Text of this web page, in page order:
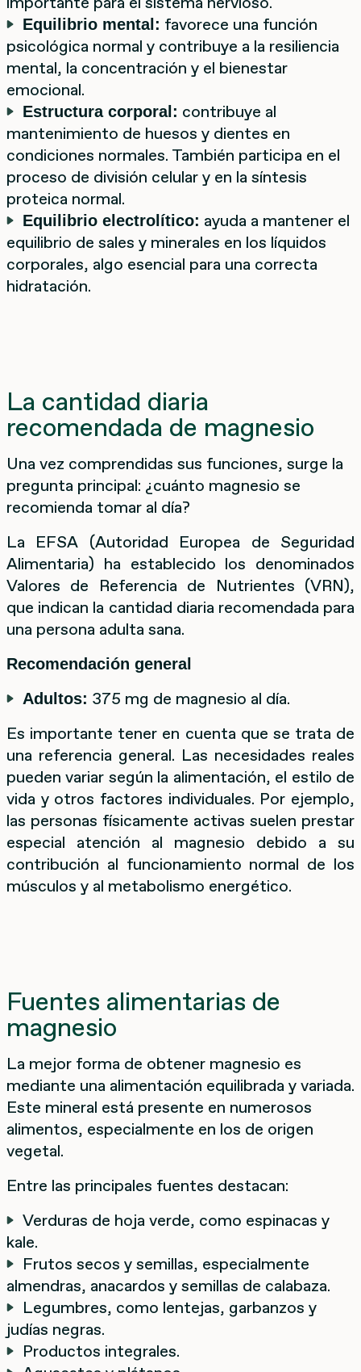
Equilibrio mental: favorece una función
psicológica normal y contribuye a la resiliencia
mental, la concentración y el bienestar
emocional.
Estructura corporal: contribuye al
mantenimiento de huesos y dientes en
condiciones normales. También participa en el
proceso de división celular y en la síntesis
proteica normal.
Equilibrio electrolítico: ayuda a mantener el
equilibrio de sales y minerales en los líquidos
corporales, algo esencial para una correcta
hidratación.
La cantidad diaria
recomendada de magnesio
Una vez comprendidas sus funciones, surge la
pregunta principal: ¿cuánto magnesio se
recomienda tomar al día?
La EFSA (Autoridad Europea de Seguridad
Alimentaria) ha establecido los denominados
Valores de Referencia de Nutrientes (VRN),
que indican la cantidad diaria recomendada para
una persona adulta sana.
Recomendación general
Adultos: 375 mg de magnesio al día.
Es importante tener en cuenta que se trata de
una referencia general. Las necesidades reales
pueden variar según la alimentación, el estilo de
vida y otros factores individuales. Por ejemplo,
las personas físicamente activas suelen prestar
especial atención al magnesio debido a su
contribución al funcionamiento normal de los
músculos y al metabolismo energético.
Fuentes alimentarias de
magnesio
La mejor forma de obtener magnesio es
mediante una alimentación equilibrada y variada.
Este mineral está presente en numerosos
alimentos, especialmente en los de origen
vegetal.
Entre las principales fuentes destacan:
Verduras de hoja verde, como espinacas y
kale.
Frutos secos y semillas, especialmente
almendras, anacardos y semillas de calabaza.
Legumbres, como lentejas, garbanzos y
judías negras.
Productos integrales.